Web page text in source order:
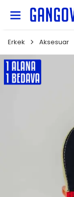
Erkek Aksesuar